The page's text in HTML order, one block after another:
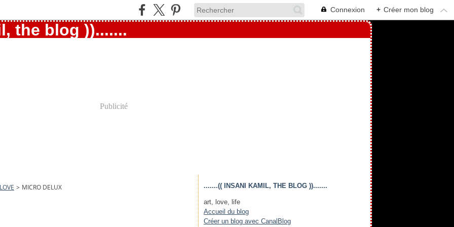
Connexion + Créer mon blog
Publicité
> MICRO DELUX .......(( INSANI KAMIL, THE BLOG )).......
art, love, life
Accueil du blog
Créer un blog avec CanalBlog